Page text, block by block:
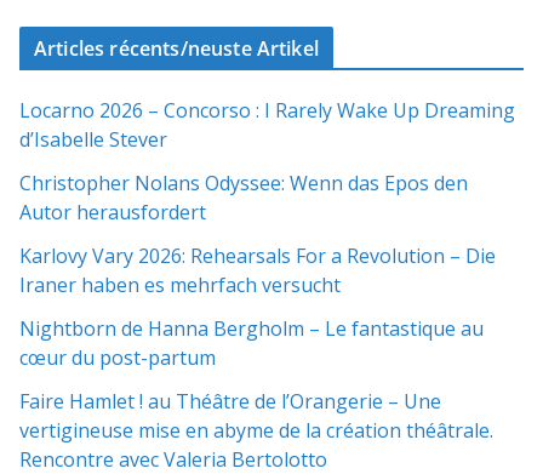
Articles récents/neuste Artikel
Locarno 2026 – Concorso : I Rarely Wake Up Dreaming
d’Isabelle Stever
Christopher Nolans Odyssee: Wenn das Epos den
Autor herausfordert
Karlovy Vary 2026: Rehearsals For a Revolution – Die
Iraner haben es mehrfach versucht
Nightborn de Hanna Bergholm – Le fantastique au
cœur du post-partum
Faire Hamlet ! au Théâtre de l’Orangerie – Une
vertigineuse mise en abyme de la création théâtrale.
Rencontre avec Valeria Bertolotto